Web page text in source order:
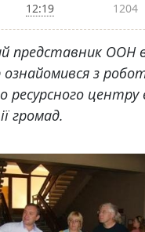
12:19
1204
представник ООН в
ознайомився з
ресурсного центру
громад.